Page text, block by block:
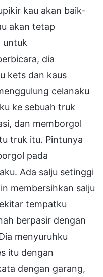
kau akan baik-
akan tetap
untuk
dia
kets dan kaus
celanaku
ke sebuah truk
dan memborgol
truk itu. Pintunya
pada
Ada salju setinggi
membersihkan salju
tempatku
berpasir dengan
menyuruhku
itu dengan
dengan garang,